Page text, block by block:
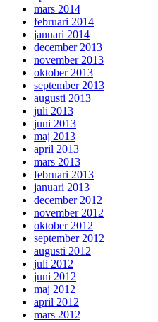
mars 2014
februari 2014
januari 2014
december 2013
november 2013
oktober 2013
september 2013
augusti 2013
juli 2013
juni 2013
maj 2013
april 2013
mars 2013
februari 2013
januari 2013
december 2012
november 2012
oktober 2012
september 2012
augusti 2012
juli 2012
juni 2012
maj 2012
april 2012
mars 2012